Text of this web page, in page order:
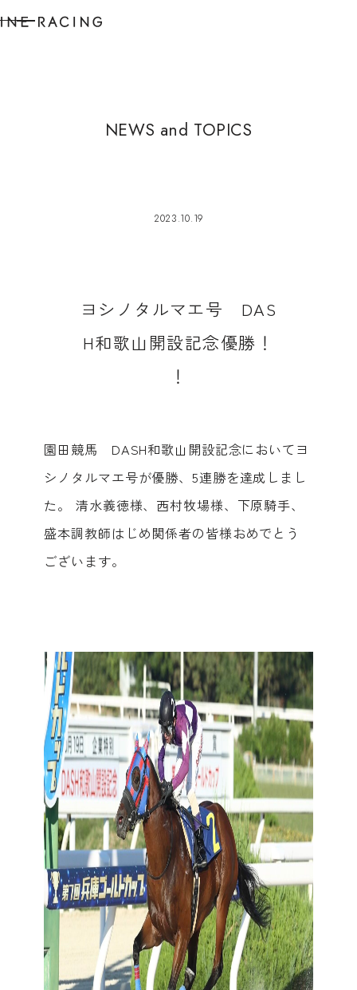
NEWS and TOPICS
2023.10.19
ヨ シ ノ タ ルマエ号 DAS
H和歌山 開設記念優勝 ！
！
園田競馬 DASH和歌山開設記念においてヨ
シノタルマエ号が優勝、5連勝を達成しまし
た。 清水義徳様、西村牧場様、下原騎手、
盛本調教師はじめ関係者の皆様おめでとう
ございます。